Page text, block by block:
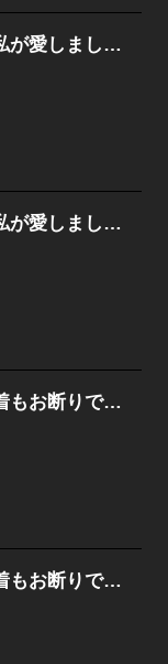
嫌われ者の令嬢は、私が愛しましょう。～いまさら溺愛してきても、もう遅いです！～
嫌われ者の令嬢は、私が愛しましょう。～いまさら溺愛してきても、もう遅いです！～ 分冊版
解放宣言～溺愛も執着もお断りです！～
解放宣言～溺愛も執着もお断りです！～ 【電子単行本版】